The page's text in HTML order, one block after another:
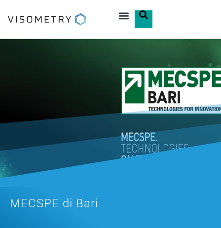
MECSPE di Bari